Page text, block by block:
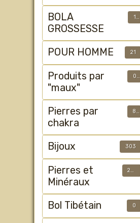
BOLA
GROSSESSE
1
POUR HOMME 21
Produits par
"maux"
0
Pierres par
chakra
8
Bijoux 303
Pierres et
Minéraux
233
Bol Tibétain 0